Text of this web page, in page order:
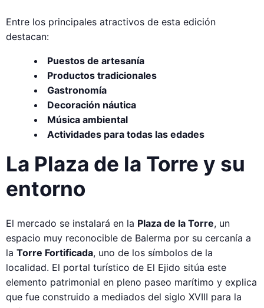
Entre los principales atractivos de esta edición
destacan:
Puestos de artesanía
Productos tradicionales
Gastronomía
Decoración náutica
Música ambiental
Actividades para todas las edades
La Plaza de la Torre y su
entorno
El mercado se instalará en la Plaza de la Torre, un
espacio muy reconocible de Balerma por su cercanía a
la Torre Fortificada, uno de los símbolos de la
localidad. El portal turístico de El Ejido sitúa este
elemento patrimonial en pleno paseo marítimo y explica
que fue construido a mediados del siglo XVIII para la